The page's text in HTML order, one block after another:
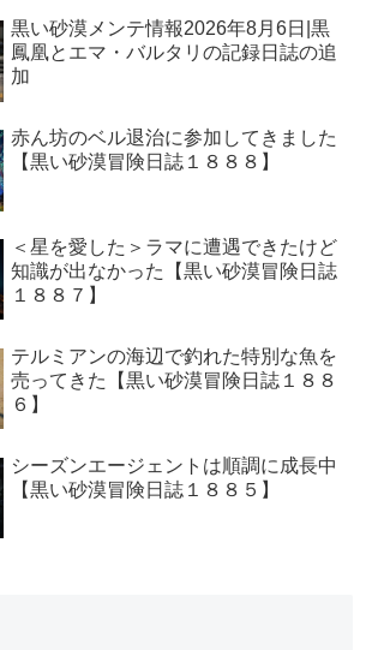
黒い砂漠メンテ情報2026年8月6日|黒
鳳凰とエマ・バルタリの記録日誌の追
加
赤ん坊のベル退治に参加してきました
【黒い砂漠冒険日誌１８８８】
＜星を愛した＞ラマに遭遇できたけど
知識が出なかった【黒い砂漠冒険日誌
１８８７】
テルミアンの海辺で釣れた特別な魚を
売ってきた【黒い砂漠冒険日誌１８８
６】
シーズンエージェントは順調に成長中
【黒い砂漠冒険日誌１８８５】